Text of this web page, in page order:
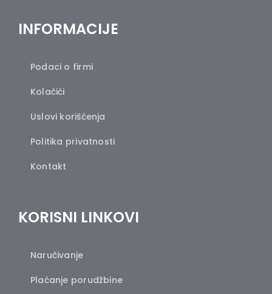
INFORMACIJE
Podaci o firmi
Kolačići
Uslovi korišćenja
Politika privatnosti
Kontakt
KORISNI LINKOVI
Naručivanje
Plaćanje porudžbine